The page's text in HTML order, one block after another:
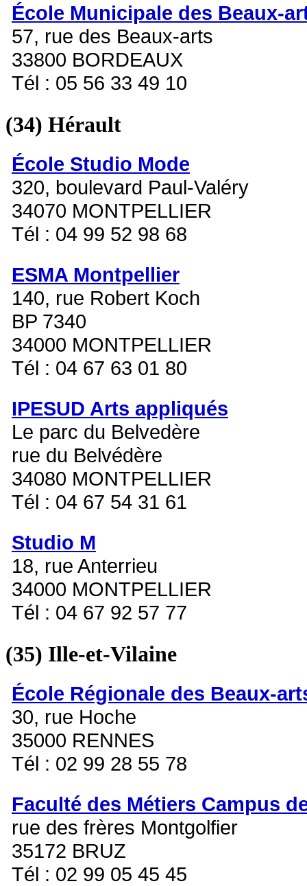
École Municipale des Beaux-
57, rue des Beaux-arts
33800 BORDEAUX
Tél : 05 56 33 49 10
(34) Hérault
École Studio Mode
320, boulevard Paul-Valéry
34070 MONTPELLIER
Tél : 04 99 52 98 68
ESMA Montpellier
140, rue Robert Koch
BP 7340
34000 MONTPELLIER
Tél : 04 67 63 01 80
IPESUD Arts appliqués
Le parc du Belvedère
rue du Belvédère
34080 MONTPELLIER
Tél : 04 67 54 31 61
Studio M
18, rue Anterrieu
34000 MONTPELLIER
Tél : 04 67 92 57 77
(35) Ille-et-Vilaine
École Régionale des Beaux-
30, rue Hoche
35000 RENNES
Tél : 02 99 28 55 78
Faculté des Métiers Campus
rue des frères Montgolfier
35172 BRUZ
Tél : 02 99 05 45 45